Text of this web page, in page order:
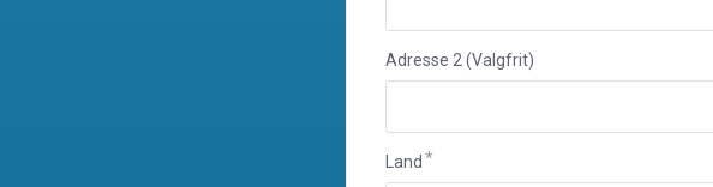
Adresse 2 (Valgfrit)
Land